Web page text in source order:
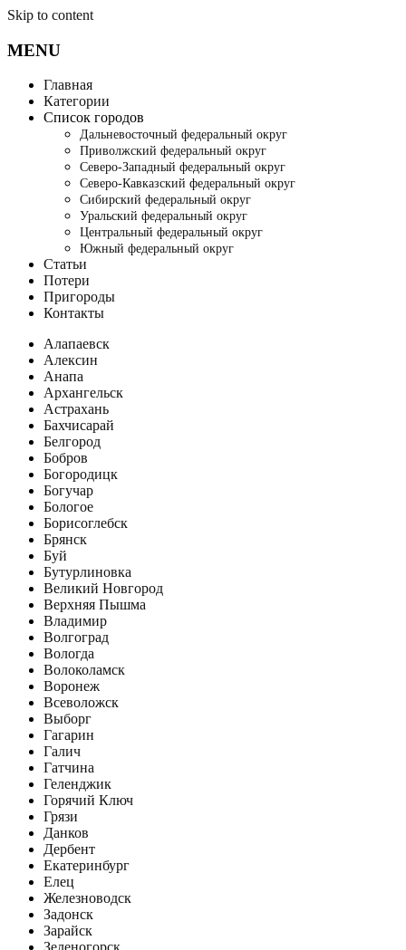
Skip to content
MENU
Главная
Категории
Список городов
Дальневосточный федеральный округ
Приволжский федеральный округ
Северо-Западный федеральный округ
Северо-Кавказский федеральный округ
Сибирский федеральный округ
Уральский федеральный округ
Центральный федеральный округ
Южный федеральный округ
Статьи
Потери
Пригороды
Контакты
Алапаевск
Алексин
Анапа
Архангельск
Астрахань
Бахчисарай
Белгород
Бобров
Богородицк
Богучар
Бологое
Борисоглебск
Брянск
Буй
Бутурлиновка
Великий Новгород
Верхняя Пышма
Владимир
Волгоград
Вологда
Волоколамск
Воронеж
Всеволожск
Выборг
Гагарин
Галич
Гатчина
Геленджик
Горячий Ключ
Грязи
Данков
Дербент
Екатеринбург
Елец
Железноводск
Задонск
Зарайск